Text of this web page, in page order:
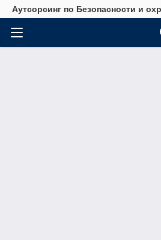
Аутсорсинг по Безопасности и